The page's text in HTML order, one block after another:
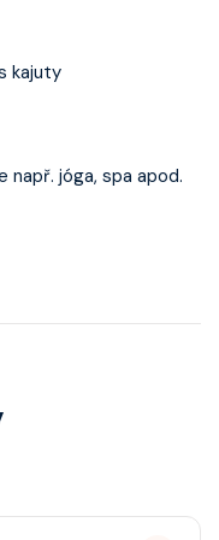
kajuty
např. jóga, spa apod.